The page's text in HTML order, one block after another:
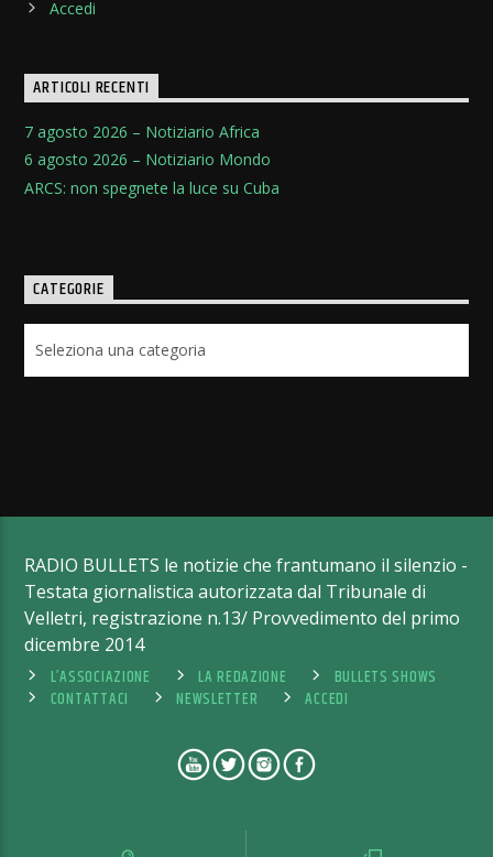
Accedi
ARTICOLI RECENTI
7 agosto 2026 – Notiziario Africa
6 agosto 2026 – Notiziario Mondo
ARCS: non spegnete la luce su Cuba
CATEGORIE
RADIO BULLETS le notizie che frantumano il silenzio -
Testata giornalistica autorizzata dal Tribunale di
Velletri, registrazione n.13/ Provvedimento del primo
dicembre 2014
L’ASSOCIAZIONE
LA REDAZIONE
BULLETS SHOWS
CONTATTACI
NEWSLETTER ACCEDI